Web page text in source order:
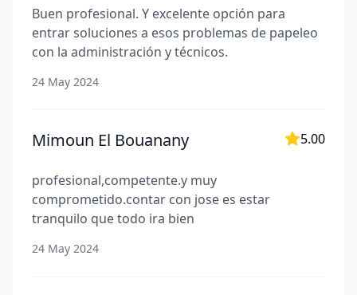
Buen profesional. Y excelente opción para
entrar soluciones a esos problemas de papeleo
con la administración y técnicos.
24 May 2024
Mimoun El Bouanany 5.00
profesional,competente.y muy
comprometido.contar con jose es estar
tranquilo que todo ira bien
24 May 2024